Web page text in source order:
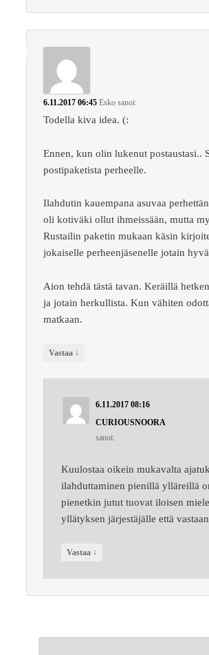
6.11.2017 06:45 Esko sanoi:
Todella kiva idea. (:
Ennen, kun olin lukenut postaustasi..
postipaketista perheelle.
Ilahdutin kauempana asuvaa
oli kotiväki ollut ihmeissään, mutta
Rustailin paketin mukaan käsin
jokaiselle perheenjäsenelle jotain
Aion tehdä tästä tavan. Keräillä
ja jotain herkullista. Kun vähiten
matkaan.
Vastaa ↓
6.11.2017 08:16
CURIOUSNOORA
sanoi:
Kuulostaa oikein mukavalta
ilahduttaminen pienillä ylläreillä
pienetkin jutut tuovat iloisen
yllätyksen järjestäjälle että
Vastaa ↓